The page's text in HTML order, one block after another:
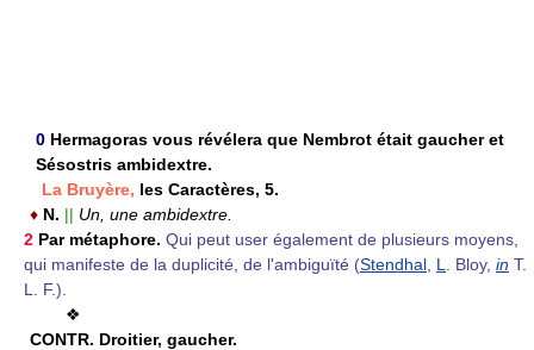
0 Hermagoras vous révélera que Nembrot était gaucher et
Sésostris ambidextre.
La Bruyère, les Caractères, 5.
♦ N. || Un, une ambidextre.
2 Par métaphore. Qui peut user également de plusieurs moyens,
qui manifeste de la duplicité, de l'ambiguïté (Stendhal L . Bloy, in T.
L. F.).
❖
CONTR. Droitier, gaucher.